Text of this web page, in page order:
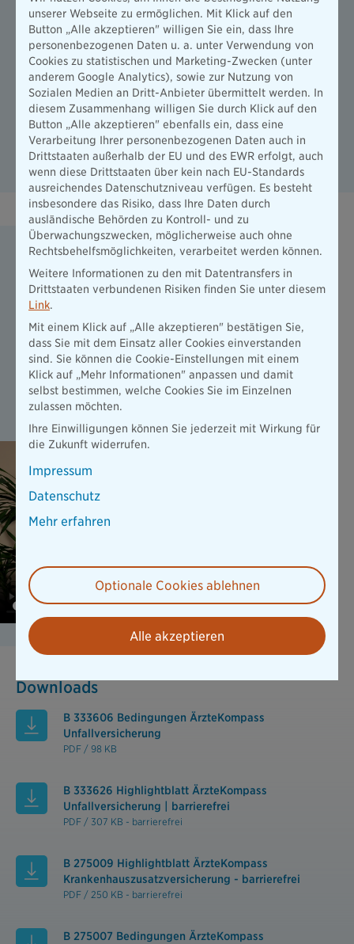
Der ÄrzteKompass ist ein kostenfreier Baustein im Tarif
Prestige der Krankenhauszusatzversicherung. Informieren
Sie sich zu unsere Krankenhauszusatzversicherung für mehr
Komfort und die bestmögliche Behandlung im
Krankenhaus.
Bevor Sie den Service nutzen können, müssen Sie ihn erst
beantragen. Wie das geht, erfahren Sie auf der
Produktseite der Krankenhauszusatzversicherung.
zur Krankenhauszusatzversicherung
ÄrzteKompass als Bestandteil der
Unfallversicherung
Der ÄrzteKompass steht Ihnen immer zur Seite, unabhängig
davon, was passiert ist.
Egal, ob Sie vor einer OP stehen, eine Zweitmeinung zu
einer Diagnose haben möchten oder die richtige
Behandlung nach einem Unfall suchen - mit dem Service
von BetterDoc erhalten Sie in jeder Lebenslage eine auf Sie
angepasste medizinische Behandlung, um schnell wieder fit
zu werden.
Downloads
B 333606 Bedingungen ÄrzteKompass
Unfallversicherung
PDF / 98 KB
B 333626 Highlightblatt ÄrzteKompass
Unfallversicherung | barrierefrei
PDF / 307 KB - barrierefrei
B 275009 Highlightblatt ÄrzteKompass
Krankenhauszusatzversicherung - barrierefrei
PDF / 250 KB - barrierefrei
B 275007 Bedingungen ÄrzteKompass
unserer Webseite zu ermöglichen. Mit Klick auf den
Button „Alle akzeptieren" willigen Sie ein, dass Ihre
personenbezogenen Daten u. a. unter Verwendung von
Cookies zu statistischen und Marketing-Zwecken (unter
anderem Google Analytics), sowie zur Nutzung von
Sozialen Medien an Dritt-Anbieter übermittelt werden. In
diesem Zusammenhang willigen Sie durch Klick auf den
Button „Alle akzeptieren" ebenfalls ein, dass eine
Verarbeitung Ihrer personenbezogenen Daten auch in
Drittstaaten außerhalb der EU und des EWR erfolgt, auch
wenn diese Drittstaaten über kein nach EU-Standards
ausreichendes Datenschutzniveau verfügen. Es besteht
insbesondere das Risiko, dass Ihre Daten durch
ausländische Behörden zu Kontroll- und zu
Überwachungszwecken, möglicherweise auch ohne
Rechtsbehelfsmöglichkeiten, verarbeitet werden können.
Weitere Informationen zu den mit Datentransfers in
Drittstaaten verbundenen Risiken finden Sie unter diesem
Link.
Mit einem Klick auf „Alle akzeptieren" bestätigen Sie,
dass Sie mit dem Einsatz aller Cookies einverstanden
sind. Sie können die Cookie-Einstellungen mit einem
Klick auf „Mehr Informationen" anpassen und damit
selbst bestimmen, welche Cookies Sie im Einzelnen
zulassen möchten.
Ihre Einwilligungen können Sie jederzeit mit Wirkung für
die Zukunft widerrufen.
Impressum
Datenschutz
Mehr erfahren
Optionale Cookies ablehnen
Alle akzeptieren